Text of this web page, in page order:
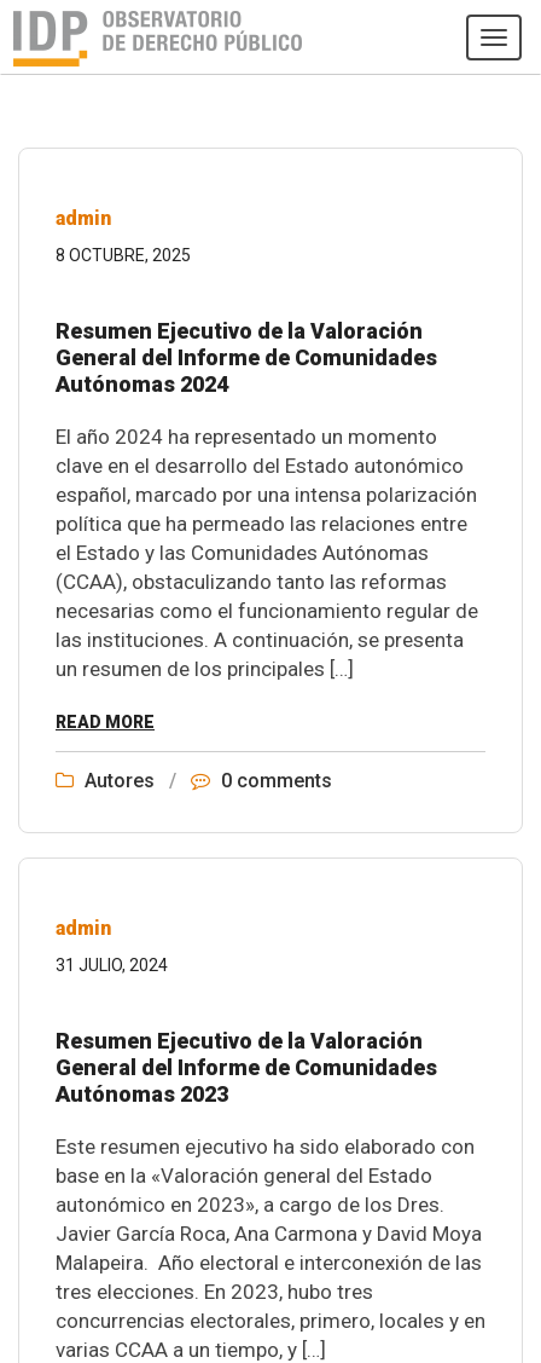
admin
8 OCTUBRE, 2025
Resumen Ejecutivo de la Valoración
General del Informe de Comunidades
Autónomas 2024
El año 2024 ha representado un momento
clave en el desarrollo del Estado autonómico
español, marcado por una intensa polarización
política que ha permeado las relaciones entre
el Estado y las Comunidades Autónomas
(CCAA), obstaculizando tanto las reformas
necesarias como el funcionamiento regular de
las instituciones. A continuación, se presenta
un resumen de los principales […]
READ MORE
Autores / 0 comments
admin
31 JULIO, 2024
Resumen Ejecutivo de la Valoración
General del Informe de Comunidades
Autónomas 2023
Este resumen ejecutivo ha sido elaborado con
base en la «Valoración general del Estado
autonómico en 2023», a cargo de los Dres.
Javier García Roca, Ana Carmona y David Moya
Malapeira. Año electoral e interconexión de las
tres elecciones. En 2023, hubo tres
concurrencias electorales, primero, locales y en
varias CCAA a un tiempo, y […]